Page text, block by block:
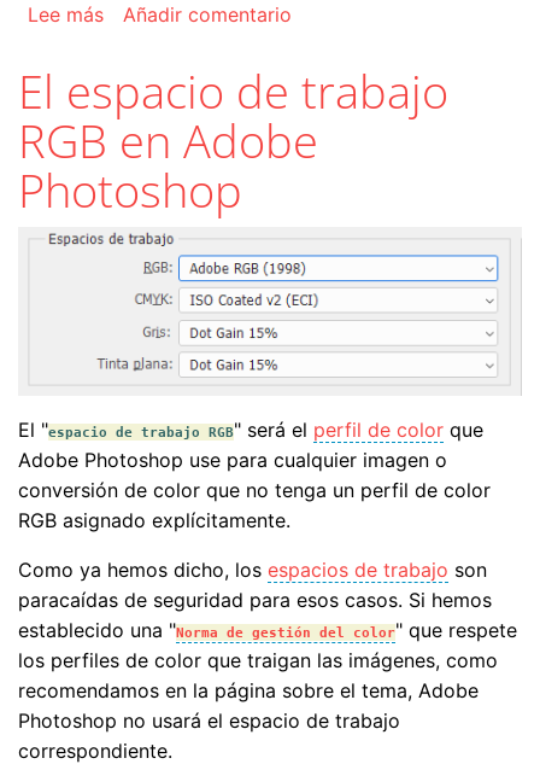
Lee mássobre El menú "Modo de color" de Adobe
Añadir comentario
El espacio de trabajo
RGB en Adobe
Photoshop
El "espacio de trabajo RGB" será el perfil de color que
Adobe Photoshop use para cualquier imagen o
conversión de color que no tenga un perfil de color
RGB asignado explícitamente.
Como ya hemos dicho, los espacios de trabajo son
paracaídas de seguridad para esos casos. Si hemos
establecido una "Norma de gestión del color" que respete
los perfiles de color que traigan las imágenes, como
recomendamos en la página sobre el tema, Adobe
Photoshop no usará el espacio de trabajo
correspondiente.